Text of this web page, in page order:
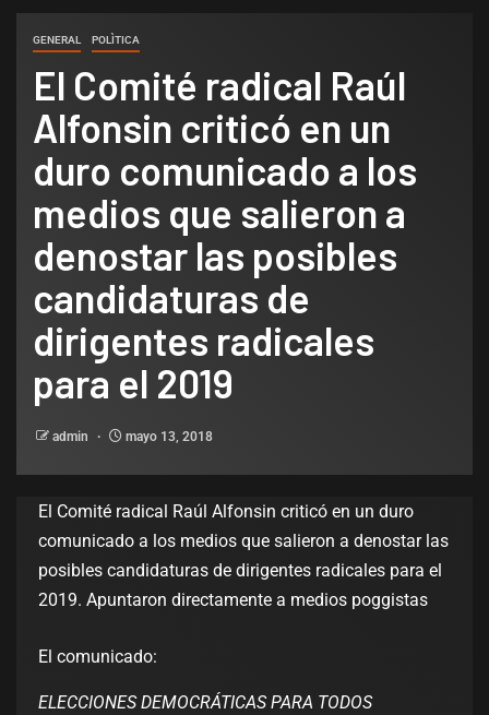
GENERAL POLÌTICA
El Comité radical Raúl
Alfonsin criticó en un
duro comunicado a los
medios que salieron a
denostar las posibles
candidaturas de
dirigentes radicales
para el 2019
admin mayo 13, 2018
El Comité radical Raúl Alfonsin criticó en un duro
comunicado a los medios que salieron a denostar las
posibles candidaturas de dirigentes radicales para el
2019. Apuntaron directamente a medios poggistas
El comunicado:
ELECCIONES DEMOCRÁTICAS PARA TODOS